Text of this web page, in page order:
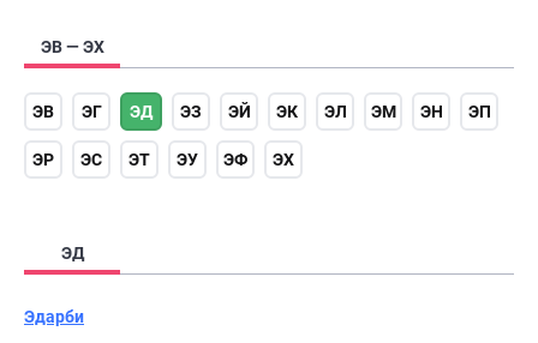
ЭВ — ЭХ
ЭВ ЭГ ЭД ЭЗ ЭЙ ЭК ЭЛ ЭМ ЭН ЭП
ЭР ЭС ЭТ ЭУ ЭФ ЭХ
ЭД
Эдарби